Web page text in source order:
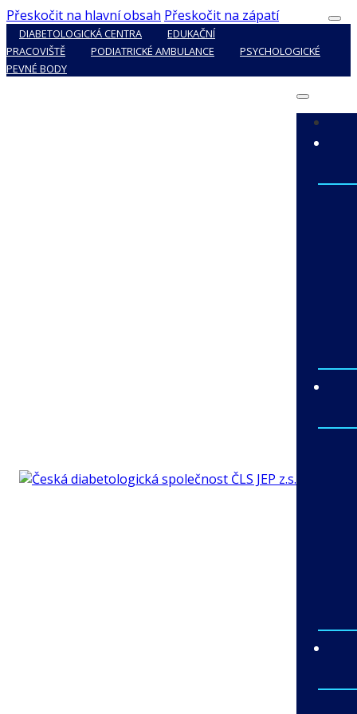
Přeskočit na hlavní obsah Přeskočit na zápatí
DIABETOLOGICKÁ CENTRA
EDUKAČNÍ
PRACOVIŠTĚ
PODIATRICKÉ AMBULANCE
PSYCHOLOGICKÉ
PEVNÉ BODY